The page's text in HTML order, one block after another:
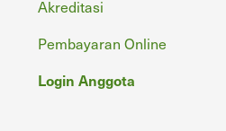
Akreditasi
Pembayaran Online
Login Anggota